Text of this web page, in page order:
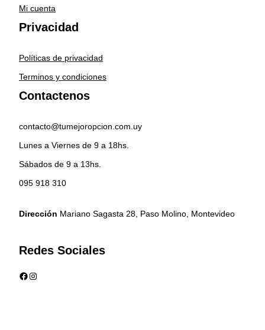
Mi cuenta
Privacidad
Políticas de privacidad
Terminos y condiciones
Contactenos
contacto@tumejoropcion.com.uy
Lunes a Viernes de 9 a 18hs.
Sábados de 9 a 13hs.
095 918 310
Dirección Mariano Sagasta 28, Paso Molino, Montevideo
Redes Sociales
Facebook Instagram